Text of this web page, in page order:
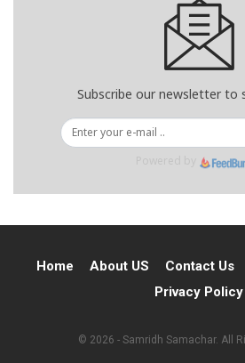
Subscribe our newsletter to
Home About US Contact Us
Privacy Policy
© 2026 - Samridh Samachar. All